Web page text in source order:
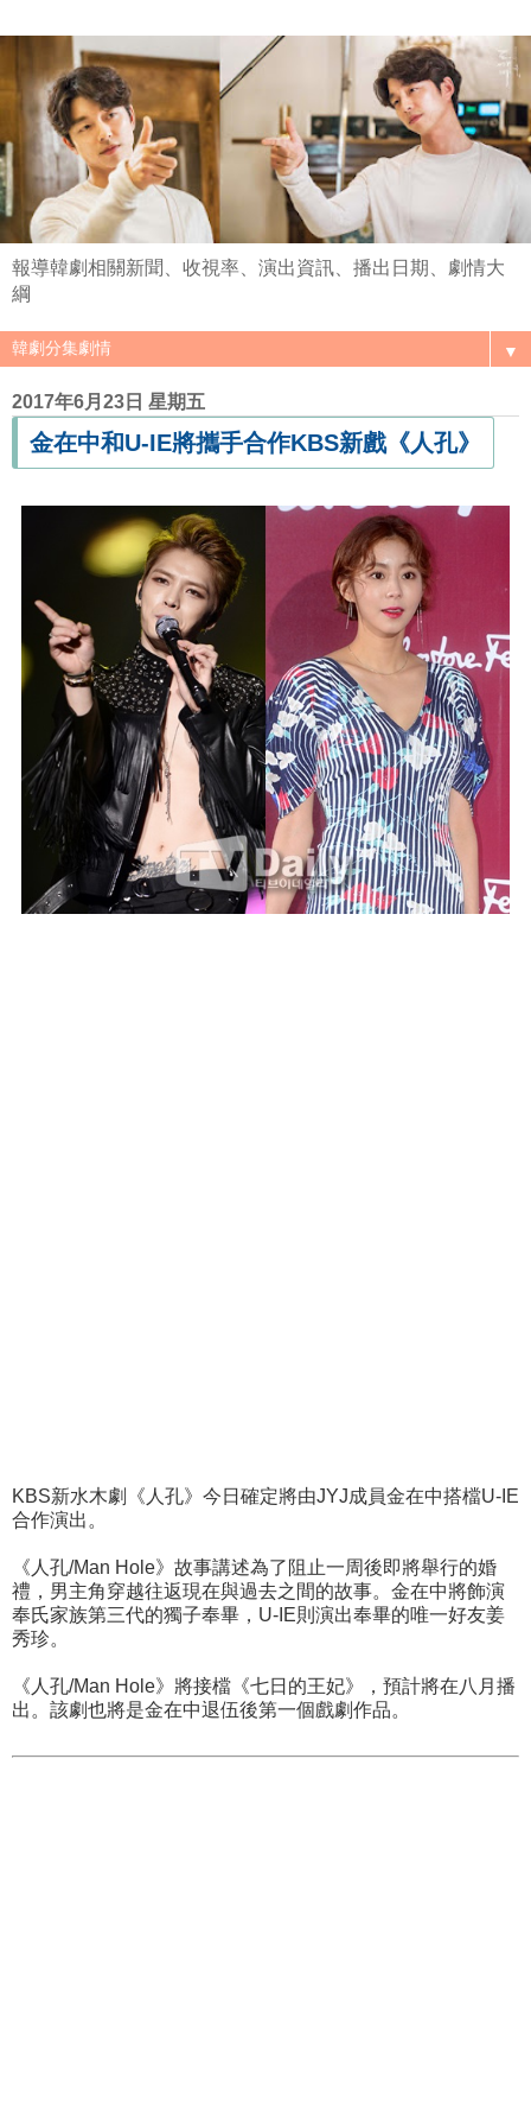
報導韓劇相關新聞、收視率、演出資訊、播出日期、劇情大
綱
▼
2017年6月23日 星期五
金在中和U-IE將攜手合作KBS新戲《人孔》
KBS新水木劇《人孔》今日確定將由JYJ成員金在中搭檔U-IE
合作演出。
《人孔/Man Hole》故事講述為了阻止一周後即將舉行的婚
禮，男主角穿越往返現在與過去之間的故事。金在中將飾演
奉氏家族第三代的獨子奉畢，U-IE則演出奉畢的唯一好友姜
秀珍。
《人孔/Man Hole》將接檔《七日的王妃》，預計將在八月播
出。該劇也將是金在中退伍後第一個戲劇作品。